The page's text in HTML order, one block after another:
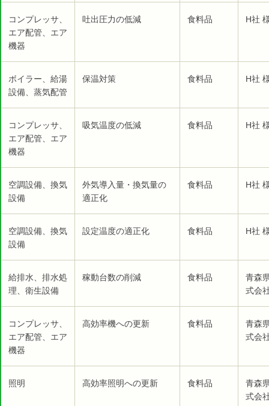
コンプレッサ、
エア配管、エア
機器
吐出圧力の低減 食料品 H社
ボイラー、給湯
設備、蒸気配管
保温対策 食料品 H社
コンプレッサ、
エア配管、エア
機器
吸気温度の低減 食料品 H社
空調設備、換気
設備
外気導入量・換気量の
適正化
食料品 H社
空調設備、換気
設備
設定温度の適正化 食料品 H社
給排水、排水処
理、衛生設備
稼動台数の削減 食料品
青森
式会
コンプレッサ、
エア配管、エア
機器
高効率機への更新 食料品
青森
式会
照明 高効率照明への更新 食料品
青森
式会